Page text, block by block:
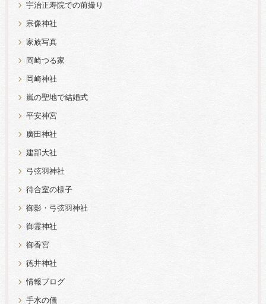
宇治正寿院での前撮り
宗像神社
家族写真
岡崎つる家
岡崎神社
嵐の聖地で結婚式
平安神宮
廣田神社
建部大社
弓弦羽神社
待合室の様子
御影・弓弦羽神社
御霊神社
御香宮
徳井神社
情報ブログ
手水の儀